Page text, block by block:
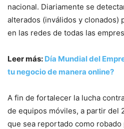
nacional. Diariamente se
alterados (inválidos y clonados)
en las redes de todas las
Leer más: Día Mundial del
tu negocio de manera online?
A fin de fortalecer la lucha
de equipos móviles, a partir del
que sea reportado como